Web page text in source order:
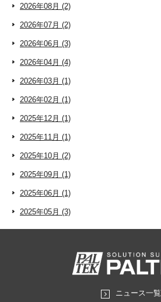
2026年08月 (2)
2026年07月 (2)
2026年06月 (3)
2026年04月 (4)
2026年03月 (1)
2026年02月 (1)
2025年12月 (1)
2025年11月 (1)
2025年10月 (2)
2025年09月 (1)
2025年06月 (1)
2025年05月 (3)
ニュース一覧